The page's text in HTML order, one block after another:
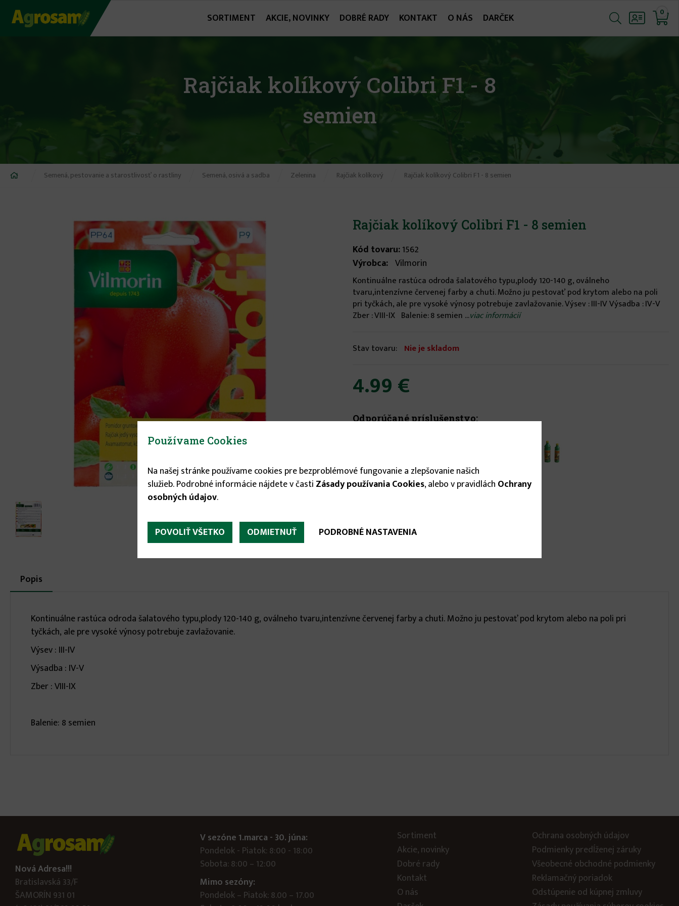
Jump
SORTIMENT AKCIE, NOVINKY DOBRÉ RADY KONTAKT O NÁS DARČEK 0
Rajčiak kolíkový Colibri F1 - 8
semien
NachádzateSemená, pestovanie a starostlivosť o rastliny Semená, osivá a sadba Zelenina Rajčiak kolíkový Rajčiak kolíkový Colibri F1 - 8 semien
Rajčiak kolíkový Colibri F1 - 8 semien
Kód tovaru:1562
Výrobca: Vilmorin
Kontinuálne rastúca odroda šalatového typu,plody 120-140 g, oválneho
tvaru,intenzívne červenej farby a chuti. Možno ju pestovať pod krytom alebo na poli
pri tyčkách, ale pre vysoké výnosy potrebuje zavlažovanie. Výsev : III-IV Výsadba : IV-V
Zber : VIII-IX Balenie: 8 semien ...viac informácií
Stav tovaru: Nie je skladom
4.99 €
Odporúčané príslušenstvo:
More
infos
Popis
karta)
Kontinuálne rastúca odroda šalatového typu,plody 120-140 g, oválneho tvaru,intenzívne červenej farby a chuti. Možno ju pestovať pod krytom alebo na poli pri
tyčkách, ale pre vysoké výnosy potrebuje zavlažovanie.
Výsev : III-IV
Výsadba : IV-V
Zber : VIII-IX
Balenie: 8 semien
Nová Adresa!!!
Bratislavská 33/F
ŠAMORÍN 931 01
V sezóne 1.marca - 30. júna:
Pondelok - Piatok: 8:00 - 18:00
Sobota: 8:00 – 12:00
Mimo sezóny:
Pondelok – Piatok: 8.00 – 17.00
Sortiment
Akcie, novinky
Dobré rady
Kontakt
O nás
Ochrana osobných údajov
Podmienky predĺženej záruky
Všeobecné obchodné podmienky
Reklamačný poriadok
Odstúpenie od kúpnej zmluvy
Používame Cookies
Na našej stránke používame cookies pre bezproblémové fungovanie a zlepšovanie našich
služieb. Podrobné informácie nájdete v časti Zásady používania Cookies, alebo v pravidlách Ochrany
osobných údajov.
POVOLIŤ VŠETKO ODMIETNUŤ PODROBNÉ NASTAVENIA